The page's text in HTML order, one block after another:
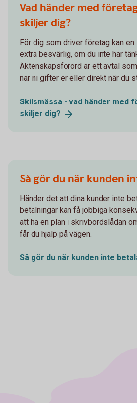
Vad händer med
skiljer dig?
För dig som driver företag kan
extra besvärlig, om du inte har
Äktenskapsförord är ett avtal
när ni gifter er eller direkt när du
Skilsmässa - vad händer med
skiljer dig?
Så gör du när kunden
Händer det att dina kunder inte
betalningar kan få jobbiga
att ha en plan i skrivbordslådan
får du hjälp på vägen.
Så gör du när kunden inte